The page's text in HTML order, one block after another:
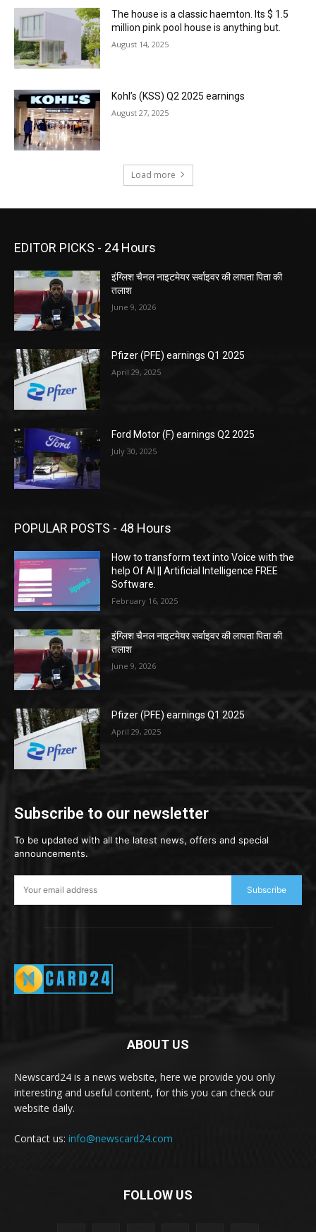
The house is a classic haemton. Its $ 1.5
million pink pool house is anything but.
August 14, 2025
Kohl’s (KSS) Q2 2025 earnings
August 27, 2025
Load more
EDITOR PICKS - 24 Hours
इंग्लिश चैनल नाइटमेयर सर्वाइवर की लापता पिता की
तलाश
June 9, 2026
Pfizer (PFE) earnings Q1 2025
April 29, 2025
Ford Motor (F) earnings Q2 2025
July 30, 2025
POPULAR POSTS - 48 Hours
How to transform text into Voice with the
help Of AI || Artificial Intelligence FREE
Software.
February 16, 2025
इंग्लिश चैनल नाइटमेयर सर्वाइवर की लापता पिता की
तलाश
June 9, 2026
Pfizer (PFE) earnings Q1 2025
April 29, 2025
Subscribe to our newsletter
To be updated with all the latest news, offers and special
announcements.
Subscribe
ABOUT US
Newscard24 is a news website, here we provide you only
interesting and useful content, for this you can check our
website daily.
Contact us: info@newscard24.com
FOLLOW US